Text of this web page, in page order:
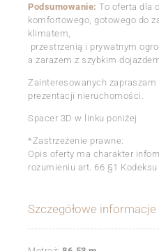
Podsumowanie: To oferta dla
komfortowego, gotowego do
klimatem,
przestrzenią i prywatnym
a zarazem z szybkim
Zainteresowanych
prezentacji nieruchomości.
Spacer 3D w linku poniżej
*Zastrzeżenie prawne:
Opis oferty ma charakter
rozumieniu art. 66 §1 Kodeksu
Szczegółowe informacje